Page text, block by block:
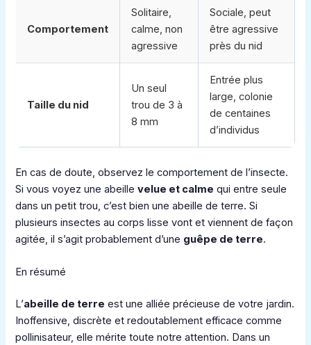
Comportement
Solitaire,
calme, non
agressive
Sociale, peut
être agressive
près du nid
Taille du nid
Un seul
trou de 3 à
8 mm
Entrée plus
large, colonie
de centaines
d’individus
En cas de doute, observez le comportement de l’insecte.
Si vous voyez une abeillevelue et calme qui entre seule
dans un petit trou, c’est bien une abeille de terre. Si
plusieurs insectes au corps lisse vont et viennent de façon
agitée, il s’agit probablement d’une guêpe de terre.
En résumé
L’abeille de terre est une alliée précieuse de votre jardin.
Inoffensive, discrète et redoutablement efficace comme
pollinisateur, elle mérite toute notre attention. Dans un